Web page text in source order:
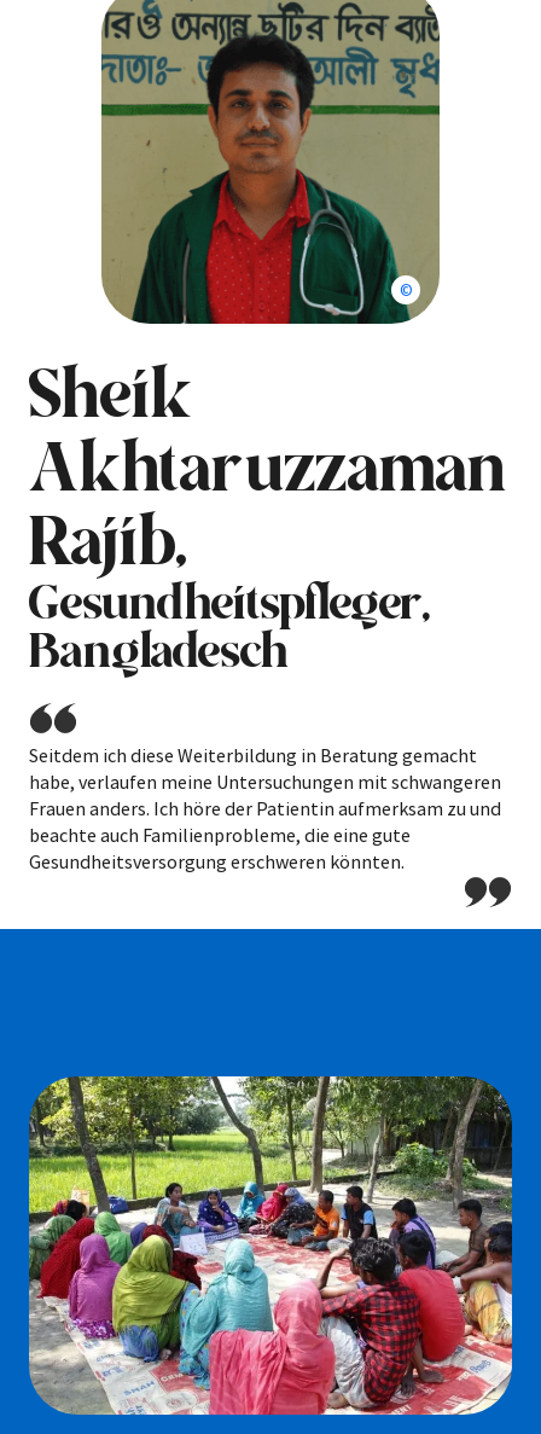
Sheik-
Sheik
Akhtaruzzaman
Rajib,
Gesundheitspfleger,
Bangladesch
Seitdem ich diese Weiterbildung in Beratung gemacht
habe, verlaufen meine Untersuchungen mit schwangeren
Frauen anders. Ich höre der Patientin aufmerksam zu und
beachte auch Familienprobleme, die eine gute
Gesundheitsversorgung erschweren könnten.